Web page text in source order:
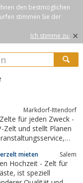
den bestmöglichen
stimmen Sie der
Ich stimme zu. ×
Markdorf-Ittendorf
für jeden Zweck -
Zelt und stellt Planen
mieten Salem
Hochzeit - Zelt für